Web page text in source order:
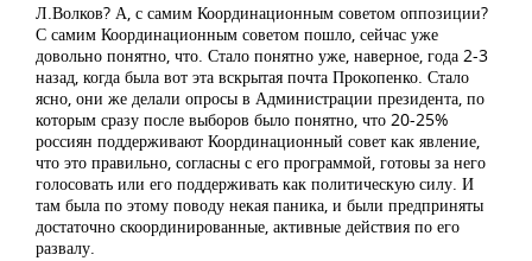
Л.Волков? А, с самим Координационным советом оппозиции?
С самим Координационным советом пошло, сейчас уже
довольно понятно, что. Стало понятно уже, наверное, года 2-3
назад, когда была вот эта вскрытая почта Прокопенко. Стало
ясно, они же делали опросы в Администрации президента, по
которым сразу после выборов было понятно, что 20-25%
россиян поддерживают Координационный совет как явление,
что это правильно, согласны с его программой, готовы за него
голосовать или его поддерживать как политическую силу. И
там была по этому поводу некая паника, и были предприняты
достаточно скоординированные, активные действия по его
развалу.